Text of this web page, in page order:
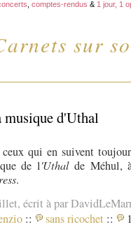
sur
comptes-rendus & 1 jour, 1
musique d'Uthal
ceux qui en suivent
de l'Uthalde Méhul,
.
écrit à par
:: sans ricochet ::